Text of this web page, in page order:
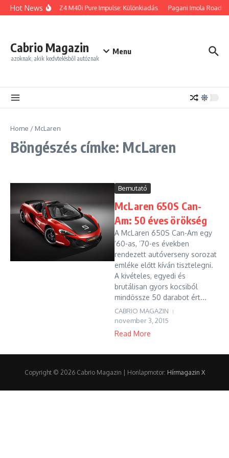
Ugrás a tartalomhoz
Hot NewsBMW Z4 M40i Pure Impulse: Különkiadás Pagani Imola
Cabrio Magazin
azoknak, akik kedvtelésből autóznak
Menu
Home / McLaren
Böngészés címke: McLaren
Bemutató
McLaren 650S Can-
Am: 50 éves örökség
A McLaren 650S Can-Am egy
’60-as, ’70-es években
rendezett autóverseny sorozat
emléke előtt kíván tisztelegni.
A kivételes, egyedi és
brutálisan gyors kocsiból
mindössze 50 darabot ért...
CABRIO MAGAZIN
november 3, 2015
Read More
Copyright © 2026 Cabrio Magazin | Honlapmotor: Hírmagazin X